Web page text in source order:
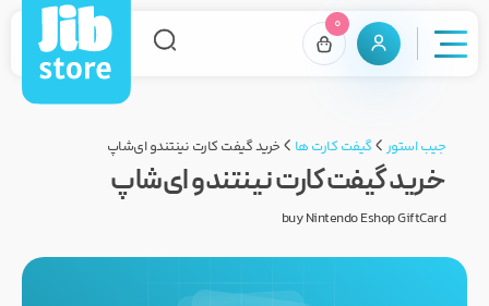
0
جیب استور گیفت کارت ها خرید گیفت کارت نینتندو ای‌شاپ
خرید گیفت کارت نینتندو ای‌شاپ
buy Nintendo Eshop GiftCard